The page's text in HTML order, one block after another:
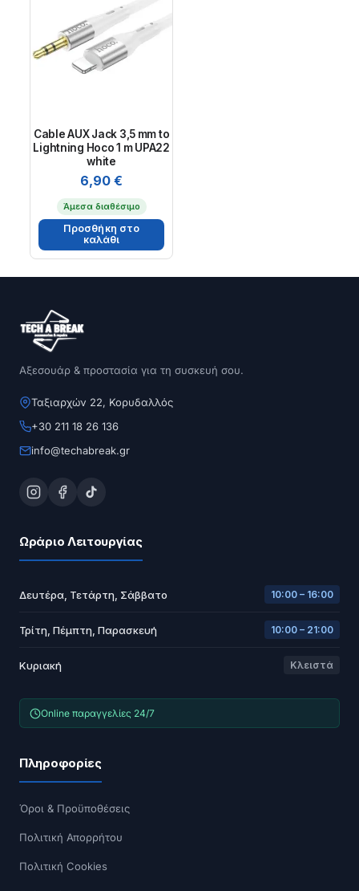
Cable AUX Jack 3,5 mm to
Lightning Hoco 1 m UPA22
white
6,90€
Άμεσα διαθέσιμο
Προσθήκη στο
καλάθι
Αξεσουάρ & προστασία για τη συσκευή σου.
Ταξιαρχών 22, Κορυδαλλός
+30 211 18 26 136
info@techabreak.gr
Ωράριο Λειτουργίας
Δευτέρα, Τετάρτη, Σάββατο 10:00 – 16:00
Τρίτη, Πέμπτη, Παρασκευή 10:00 – 21:00
Κυριακή Κλειστά
Online παραγγελίες 24/7
Πληροφορίες
Όροι & Προϋποθέσεις
Πολιτική Απορρήτου
Πολιτική Cookies